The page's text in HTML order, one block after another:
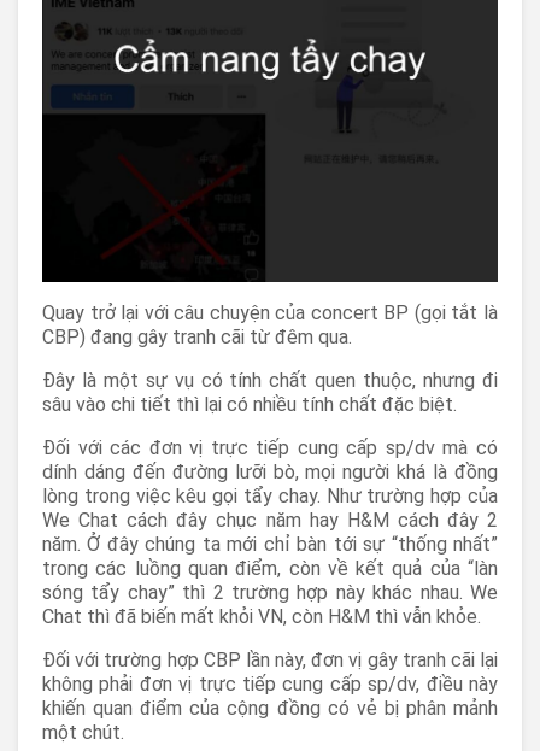
Quay trở lại với câu chuyện của concert BP (gọi tắt là
CBP) đang gây tranh cãi từ đêm qua.
Đây là một sự vụ có tính chất quen thuộc, nhưng đi
sâu vào chi tiết thì lại có nhiều tính chất đặc biệt.
Đối với các đơn vị trực tiếp cung cấp sp/dv mà có
dính dáng đến đường lưỡi bò, mọi người khá là đồng
lòng trong việc kêu gọi tẩy chay. Như trường hợp của
We Chat cách đây chục năm hay H&M cách đây 2
năm. Ở đây chúng ta mới chỉ bàn tới sự “thống nhất”
trong các luồng quan điểm, còn về kết quả của “làn
sóng tẩy chay” thì 2 trường hợp này khác nhau. We
Chat thì đã biến mất khỏi VN, còn H&M thì vẫn khỏe.
Đối với trường hợp CBP lần này, đơn vị gây tranh cãi lại
không phải đơn vị trực tiếp cung cấp sp/dv, điều này
khiến quan điểm của cộng đồng có vẻ bị phân mảnh
một chút.